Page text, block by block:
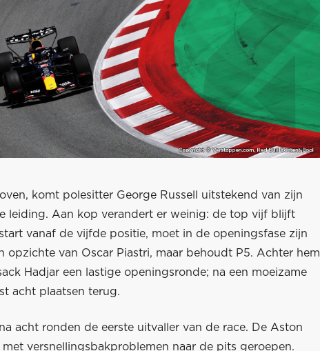
komt polesitter George Russell uitstekend van zijn
leiding. Aan kop verandert er weinig: de top vijf blijft
vanaf de vijfde positie, moet in de openingsfase zijn
opzichte van Oscar Piastri, maar behoudt P5. Achter hem
Hadjar een lastige openingsronde; na een moeizame
acht plaatsen terug.
acht ronden de eerste uitvaller van de race. De Aston
versnellingsbakproblemen naar de pits geroepen.